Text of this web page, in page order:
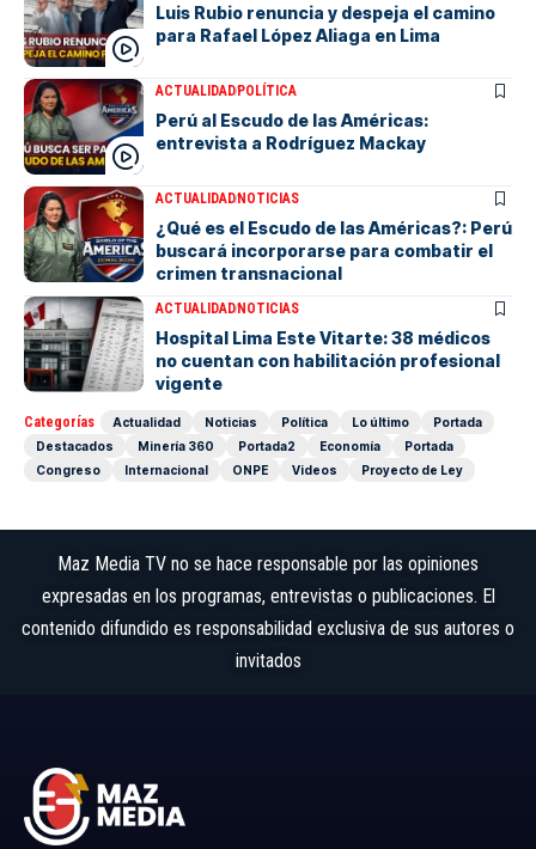
Luis Rubio renuncia y despeja el camino
para Rafael López Aliaga en Lima
ACTUALIDADPOLÍTICA
Perú al Escudo de las Américas:
entrevista a Rodríguez Mackay
ACTUALIDADNOTICIAS
¿Qué es el Escudo de las Américas?: Perú
buscará incorporarse para combatir el
crimen transnacional
ACTUALIDADNOTICIAS
Hospital Lima Este Vitarte: 38 médicos
no cuentan con habilitación profesional
vigente
Categorías Actualidad Noticias Política Lo último
Portada
Destacados
Minería 360 Portada2 Economía
Portada
Congreso
Internacional ONPE Videos Proyecto de Ley
Maz Media TV no se hace responsable por las opiniones
expresadas en los programas, entrevistas o publicaciones. El
contenido difundido es responsabilidad exclusiva de sus autores o
invitados